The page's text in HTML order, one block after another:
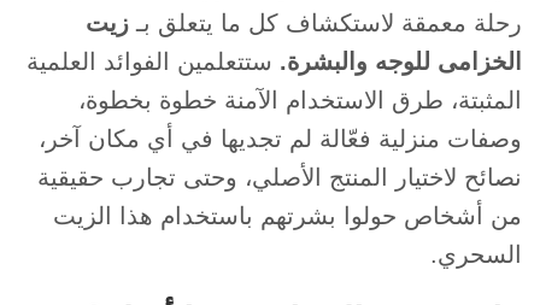
رحلة معمقة لاستكشاف كل ما يتعلق بـزيت
الخزامى للوجه والبشرة. ستتعلمين الفوائد العلمية
المثبتة، طرق الاستخدام الآمنة خطوة بخطوة،
وصفات منزلية فعّالة لم تجديها في أي مكان آخر،
نصائح لاختيار المنتج الأصلي، وحتى تجارب حقيقية
من أشخاص حولوا بشرتهم باستخدام هذا الزيت
السحري.